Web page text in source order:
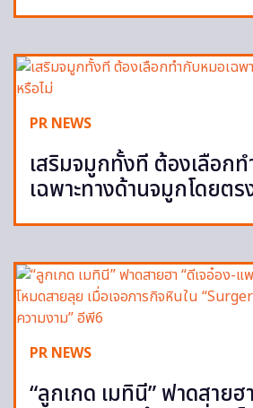
PR NEWS
เสริมจมูกทั้งที ต้องเลือก
เฉพาะทางด้านจมูกโดยตร
PR NEWS
“ลูกเกด เมทินี” ฟาดสายฮ